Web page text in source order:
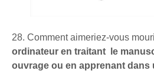
28. Comment aimeriez-vous
ordinateur en traitant le
ouvrage ou en apprenant dans